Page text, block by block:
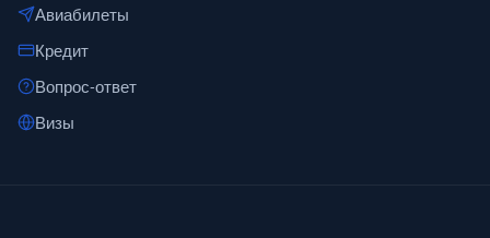
Авиабилеты
Кредит
Вопрос-ответ
Визы